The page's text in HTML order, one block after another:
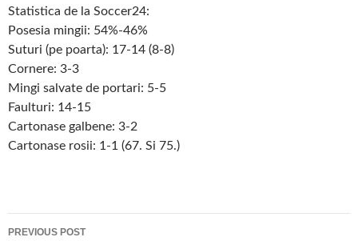
Statistica de la Soccer24:
Posesia mingii: 54%-46%
Suturi (pe poarta): 17-14 (8-8)
Cornere: 3-3
Mingi salvate de portari: 5-5
Faulturi: 14-15
Cartonase galbene: 3-2
Cartonase rosii: 1-1 (67. Si 75.)
Post
PREVIOUS POST